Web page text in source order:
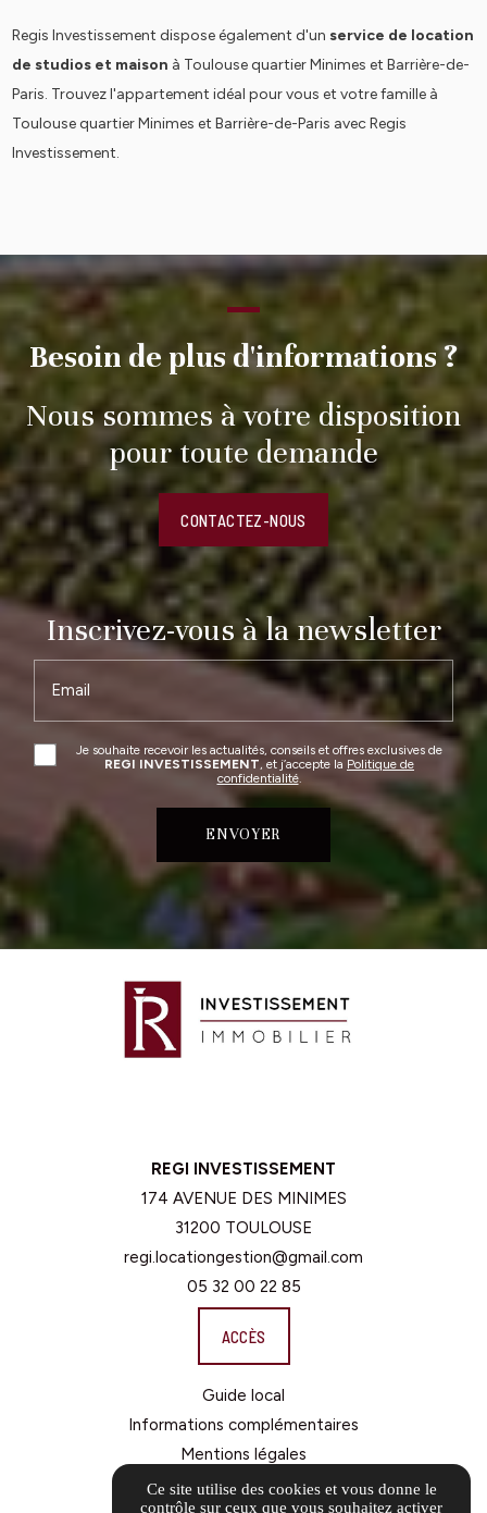
Regis Investissement dispose également d'unservice de location
de studios et maison à Toulouse quartier Minimes et Barrière-de-
Paris. Trouvez l'appartement idéal pour vous et votre famille à
Toulouse quartier Minimes et Barrière-de-Paris avec Regis
Investissement.
Besoin de plus d'informations ?
Nous sommes à votre disposition
pour toute demande
CONTACTEZ-NOUS
Inscrivez-vous à la newsletter
Email
Je souhaite recevoir les actualités, conseils et offres exclusives de
REGI INVESTISSEMENT, et j’accepte la Politique de
confidentialité.
REGI INVESTISSEMENT
174 AVENUE DES MINIMES
31200 TOULOUSE
regi.locationgestion@gmail.com
05 32 00 22 85
ACCÈS
Guide local
Informations complémentaires
Mentions légales
Politique de confidentialité
Ce site utilise des cookies et vous donne le
contrôle sur ceux que vous souhaitez activer